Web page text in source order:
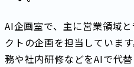
AI企画室で、主に営業領域
クトの企画を担当していま
務や社内研修などをAIで代